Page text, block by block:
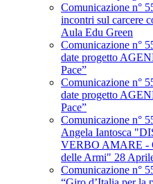
Comunicazione n°
incontri sul carcere
Aula Edu Green
Comunicazione n°
date progetto
Pace”
Comunicazione n°
date progetto
Pace”
Comunicazione n°
Angela Iantosca
VERBO AMARE -
delle Armi" 28
Comunicazione n°